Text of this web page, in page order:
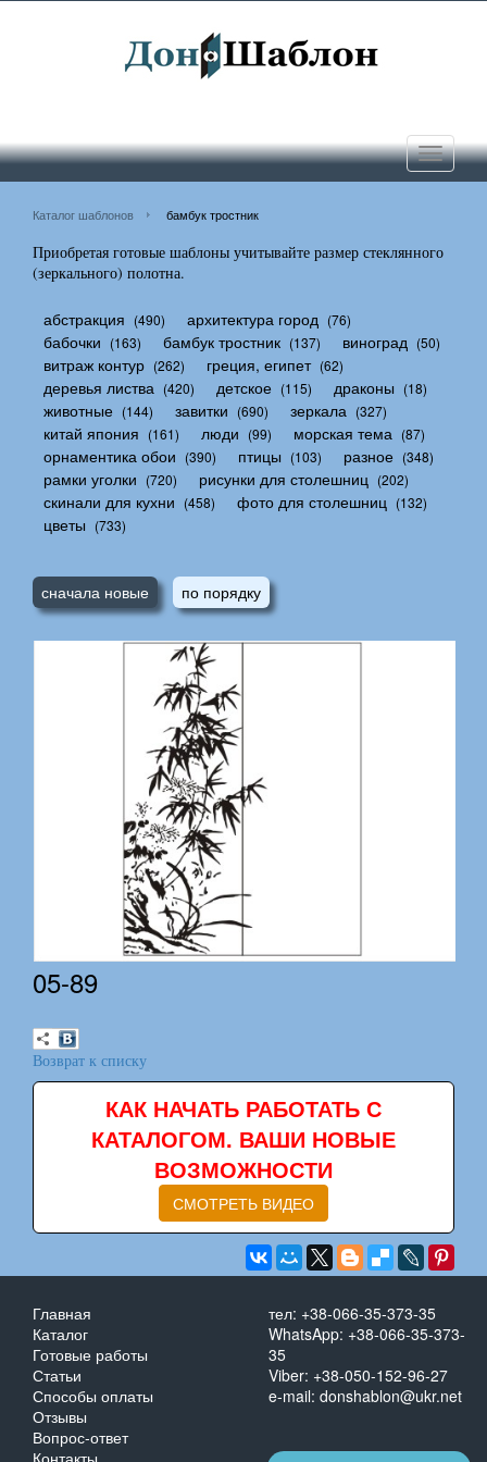
Toggle
Каталог шаблонов бамбук тростник
Приобретая готовые шаблоны учитывайте размер стеклянного
(зеркального) полотна.
абстракция (490) архитектура город (76)
бабочки (163) бамбук тростник (137) виноград (50)
витраж контур (262) греция, египет (62)
деревья листва (420) детское (115) драконы (18)
животные (144) завитки (690) зеркала (327)
китай япония (161) люди (99) морская тема (87)
орнаментика обои (390) птицы (103) разное (348)
рамки уголки (720) рисунки для столешниц (202)
скинали для кухни (458) фото для столешниц (132)
цветы (733)
сначала новые по порядку
05-89
Возврат к списку
КАК НАЧАТЬ РАБОТАТЬ С
КАТАЛОГОМ. ВАШИ НОВЫЕ
ВОЗМОЖНОСТИ
СМОТРЕТЬ ВИДЕО
Главная
Каталог
Готовые работы
Статьи
Способы оплаты
Отзывы
Вопрос-ответ
тел: +38-066-35-373-35
WhatsApp: +38-066-35-373-
35
Viber: +38-050-152-96-27
e-mail: donshablon@ukr.net